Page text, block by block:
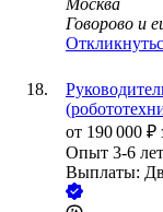
Москва
Говорово и
от 190 000 ₽
Опыт 3-6 лет
Выплаты: